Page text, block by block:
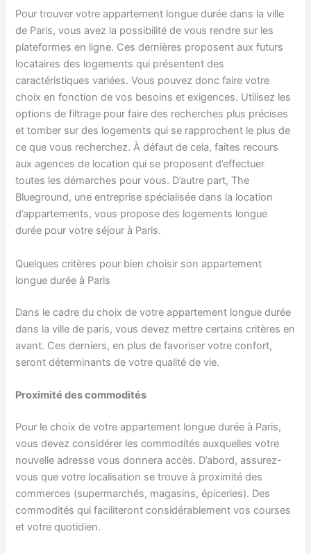
Pour trouver votre appartement longue durée dans la ville
de Paris, vous avez la possibilité de vous rendre sur les
plateformes en ligne. Ces dernières proposent aux futurs
locataires des logements qui présentent des
caractéristiques variées. Vous pouvez donc faire votre
choix en fonction de vos besoins et exigences. Utilisez les
options de filtrage pour faire des recherches plus précises
et tomber sur des logements qui se rapprochent le plus de
ce que vous recherchez. À défaut de cela, faites recours
aux agences de location qui se proposent d’effectuer
toutes les démarches pour vous. D’autre part, The
Blueground, une entreprise spécialisée dans la location
d’appartements, vous propose des logements longue
durée pour votre séjour à Paris.
Quelques critères pour bien choisir son appartement
longue durée à Paris
Dans le cadre du choix de votre appartement longue durée
dans la ville de paris, vous devez mettre certains critères en
avant. Ces derniers, en plus de favoriser votre confort,
seront déterminants de votre qualité de vie.
Proximité des commodités
Pour le choix de votre appartement longue durée à Paris,
vous devez considérer les commodités auxquelles votre
nouvelle adresse vous donnera accès. D’abord, assurez-
vous que votre localisation se trouve à proximité des
commerces (supermarchés, magasins, épiceries). Des
commodités qui faciliteront considérablement vos courses
et votre quotidien.